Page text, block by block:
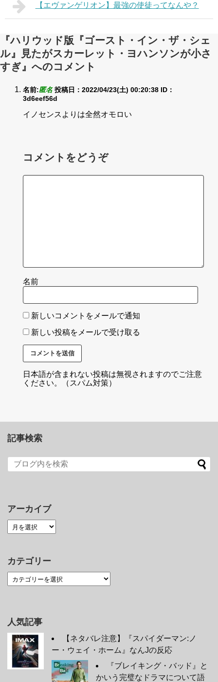
【エヴァンゲリオン】最強の使徒ってなんや？
『ハリウッド版『ゴースト・イン・ザ・シェ
ル』見たがスカーレット・ヨハンソンが小さ
すぎ』へのコメント
名前:匿名 投稿日：2022/04/23(土) 00:20:38 ID：
3d6eef56d
イノセンスよりは全然オモロい
コメントをどうぞ
名前
新しいコメントをメールで通知
新しい投稿をメールで受け取る
日本語が含まれない投稿は無視されますのでご注意
ください。（スパム対策）
記事検索
アーカイブ
カテゴリー
人気記事
【ネタバレ注意】『スパイダーマン:ノ
ー・ウェイ・ホーム』なんJの反応
『ブレイキング・バッド』と
かいう完璧なドラマについて語